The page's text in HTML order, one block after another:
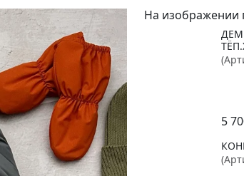
На изображении
5